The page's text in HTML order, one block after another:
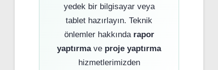
yedek bir bilgisayar veya
tablet hazırlayın. Teknik
önlemler hakkında rapor
yaptırmave proje yaptırma
hizmetlerimizden